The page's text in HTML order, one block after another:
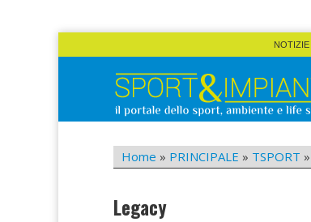
NOTIZIE
Sport&Impianti
Home » PRINCIPALE » TSPORT »
Legacy